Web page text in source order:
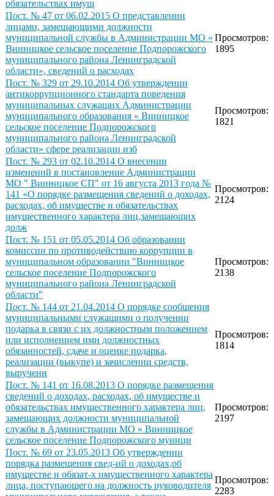
обязательствах имущ
Пост. № 47 от 06.02.2015 О представлении
лицами, замещающими должности
муниципальной службы в Администрации МО «
Винницкое сельское поселение Подпорожского
муниципального района Ленинградской
области», сведений о расходах
Просмотров:
1895
Пост. № 329 от 29.10.2014 Об утверждении
антикоррупционного стандарта поведения
муниципальных служащих Администрации
муниципального образования « Винницкое
сельское поселение Подпорожского
муниципального района Ленинградской
области» сфере реализации изб
Просмотров:
1821
Пост. № 293 от 02.10.2014 О внесении
изменений в постановление Администрации
МО " Винницкое СП" от 16 августа 2013 года №
141 «О порядке размещения сведений о доходах,
расходах, об имуществе и обязательствах
имущественного характера лиц,замещающих
долж
Просмотров:
2124
Пост. № 151 от 05.05.2014 Об образовании
комиссии по противодействию коррупции в
муниципальном образовании "Винницкое
сельское поселение Подпорожского
муниципального района Ленинградской
области"
Просмотров:
2138
Пост. № 144 от 21.04.2014 О порядке сообщения
муниципальными служащими о получении
подарка в связи с их должностным положением
или исполнением ими должностных
обязанностей, сдаче и оценке подарка,
реализации (выкупе) и зачислении средств,
вырученн
Просмотров:
1814
Пост. № 141 от 16.08.2013 О порядке размещения
сведений о доходах, расходах, об имуществе и
обязательствах имущественного характера лиц,
замещающих должности муниципальной
службы в Администрации МО « Винницкое
сельское поселение Подпорожского муници
Просмотров:
2197
Пост. № 69 от 23.05.2013 Об утверждении
порядка размещения свед-ий о доходах,об
имуществе и обязат-х имущественного характера
лица, поступающего на должность руководителя
Просмотров:
2283